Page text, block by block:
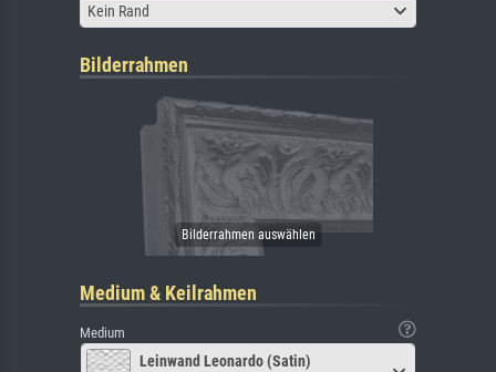
Kein Rand
Bilderrahmen
Medium & Keilrahmen
Medium
Leinwand Leonardo (Satin)